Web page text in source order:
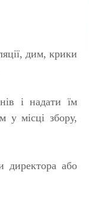
дим, крики
і на­дати їм
у місці збору,
директора або